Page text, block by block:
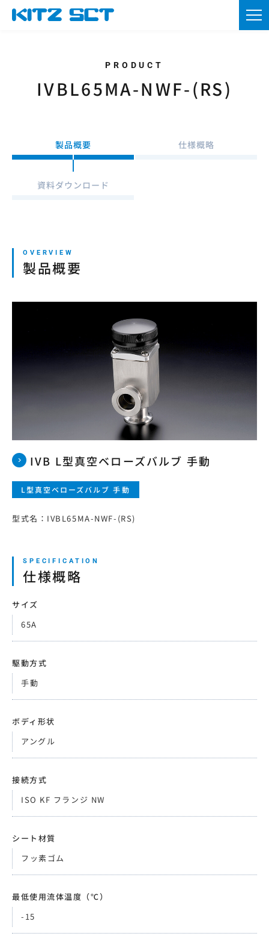
JP EN CN KR
ログイン・新規会員登録
TOP
会員登録
IVBL65MA-NWF-(RS)
製品概要 仕様概略
資料ダウンロード
製品概要
IVB L型真空ベローズバルブ 手動
L型真空ベローズバルブ 手動
型式名：IVBL65MA-NWF-(RS)
仕様概略
サイズ
65A
駆動方式
手動
ボディ形状
アングル
接続方式
ISO KF フランジ NW
シート材質
フッ素ゴム
最低使用流体温度（℃）
-15